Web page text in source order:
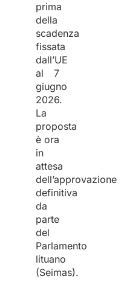
prima
della
scadenza
fissata
dall’UE
al 7
giugno
2026.
La
proposta
è ora
in
attesa
dell’approvazione
definitiva
da
parte
del
Parlamento
lituano
(Seimas).